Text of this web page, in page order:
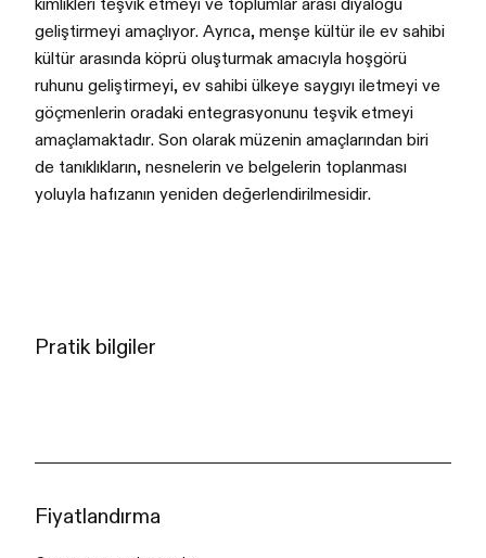
geliştirmeyi amaçlıyor. Ayrıca, menşe kültür ile ev sahibi
kültür arasında köprü oluşturmak amacıyla hoşgörü
ruhunu geliştirmeyi, ev sahibi ülkeye saygıyı iletmeyi ve
göçmenlerin oradaki entegrasyonunu teşvik etmeyi
amaçlamaktadır. Son olarak müzenin amaçlarından biri
de tanıklıkların, nesnelerin ve belgelerin toplanması
yoluyla hafızanın yeniden değerlendirilmesidir.
Pratik bilgiler
Fiyatlandırma